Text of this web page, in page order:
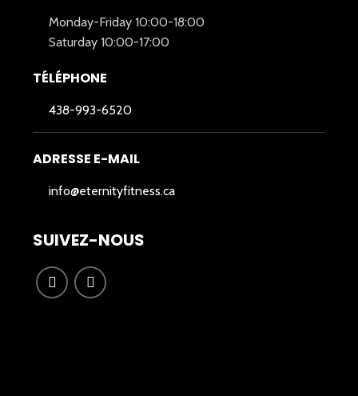
Monday-Friday 10:00-18:00
Saturday 10:00-17:00
TÉLÉPHONE
438-993-6520
ADRESSE E-MAIL
info@eternityfitness.ca
SUIVEZ-NOUS